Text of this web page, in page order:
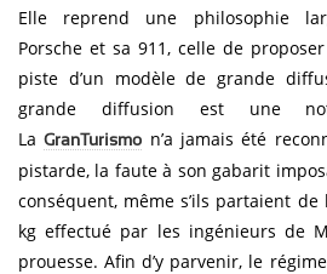
Elle reprend une philosophie
Porsche et sa 911, celle de
piste d’un modèle de grande
grande diffusion est une
LaGranTurismo n’a jamais été
pistarde, la faute à son gabarit
conséquent, même s’ils partaient de
kg effectué par les ingénieurs de
prouesse. Afin d’y parvenir, le